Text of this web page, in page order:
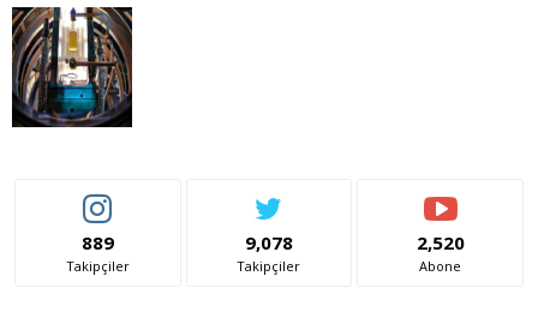
889
Takipçiler
9,078
Takipçiler
2,520
Abone